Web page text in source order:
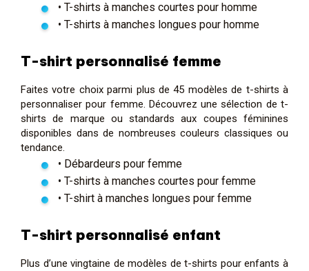
• T-shirts à manches courtes pour homme
• T-shirts à manches longues pour homme
T-shirt personnalisé femme
Faites votre choix parmi plus de 45 modèles de t-shirts à
personnaliser pour femme. Découvrez une sélection de t-
shirts de marque ou standards aux coupes féminines
disponibles dans de nombreuses couleurs classiques ou
tendance.
• Débardeurs pour femme
• T-shirts à manches courtes pour femme
• T-shirt à manches longues pour femme
T-shirt personnalisé enfant
Plus d’une vingtaine de modèles de t-shirts pour enfants à